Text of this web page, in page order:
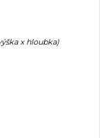
x hloubka)